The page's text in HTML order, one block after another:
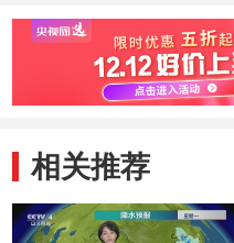
相关推荐